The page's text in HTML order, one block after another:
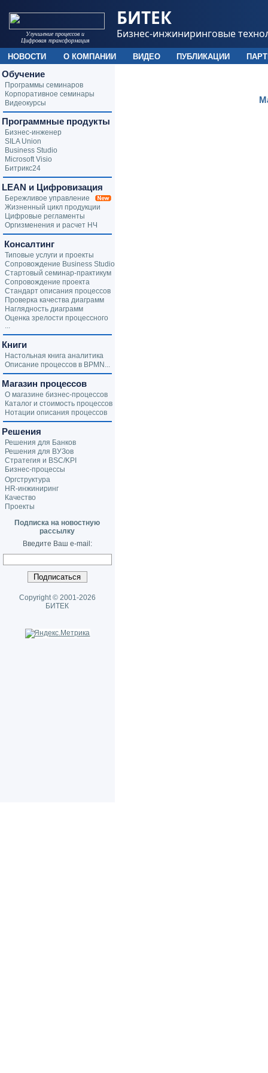
Обучение
Программы семинаров
Корпоративное семинары
Видеокурсы
Программные продукты
Бизнес-инженер
SILA Union
Business Studio
Microsoft Visio
Битрикс24
LEAN и Цифровизация
Бережливое управление
Жизненный цикл продукции
Цифровые регламенты
Оргизменения и расчет НЧ
Консалтинг
Типовые услуги и проекты
Сопровождение Business Studio
Стартовый семинар-практикум
Сопровождение проекта
Стандарт описания процессов
Проверка качества диаграмм
Наглядность диаграмм
Оценка зрелости процессного
...
Книги
Настольная книга аналитика
Описание процессов в BPMN...
Магазин процессов
О магазине бизнес-процессов
Каталог и стоимость процессов
Нотации описания процессов
Решения
Решения для Банков
Решения для ВУЗов
Стратегия и BSC/KPI
Бизнес-процессы
Оргструктура
HR-инжиниринг
Качество
Проекты
Подписка на новостную
рассылку
Введите Ваш e-mail:
Copyright © 2001-2026
БИТЕК
Улучшение процессов и
Цифровая трансформация
БИТЕК
Бизнес-инжиниринговые
НОВОСТИ О КОМПАНИИ ВИДЕО ПУБЛИКАЦИИ